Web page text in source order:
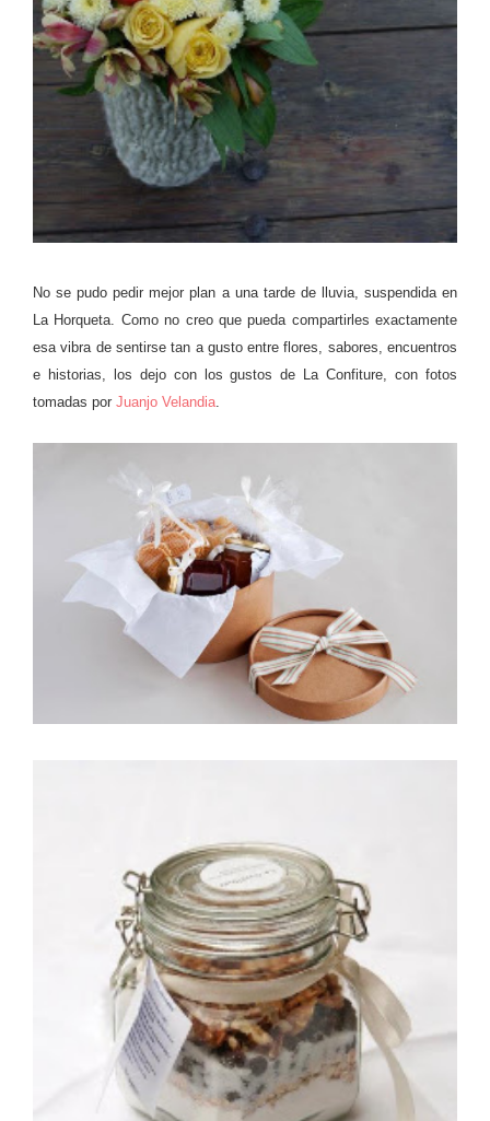
No se pudo pedir mejor plan a una tarde de lluvia, suspendida en
La Horqueta. Como no creo que pueda compartirles exactamente
esa vibra de sentirse tan a gusto entre flores, sabores, encuentros
e historias, los dejo con los gustos de La Confiture, con fotos
tomadas por Juanjo Velandia.